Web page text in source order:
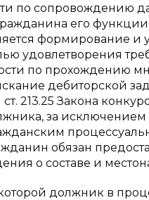
по сопровождению
его
формирование и
удовлетворения
по прохождению
дебиторской
213.25 Закона
за исключением
обязан
о составе и
должник в